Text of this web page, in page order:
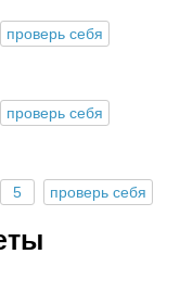
проверь себя
проверь себя
5 проверь себя